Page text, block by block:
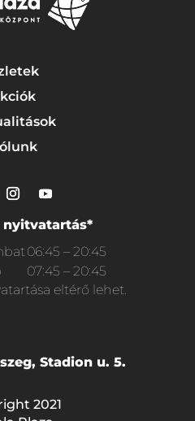
nyitvatartás*
06:45 – 20:45
07:45 – 20:45
eltérő lehet.
Stadion u. 5.
2021